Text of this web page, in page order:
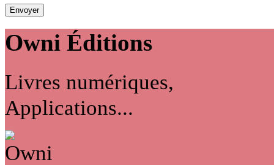
Owni Éditions
Livres numériques,
Applications...